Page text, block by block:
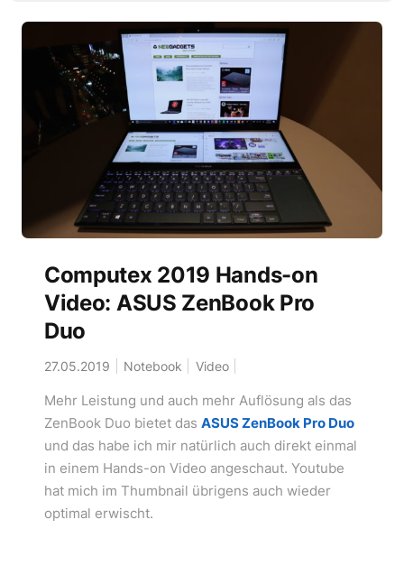
Computex 2019 Hands-on
Video: ASUS ZenBook Pro
Duo
27.05.2019 Notebook Video
Mehr Leistung und auch mehr Auflösung als das
ZenBook Duo bietet das ASUS ZenBook Pro Duo
und das habe ich mir natürlich auch direkt einmal
in einem Hands-on Video angeschaut. Youtube
hat mich im Thumbnail übrigens auch wieder
optimal erwischt.